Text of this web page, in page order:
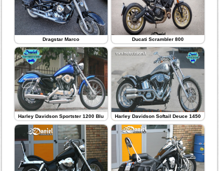
Dragstar Marco Ducati Scrambler 800
Harley Davidson Sportster 1200 Blu Harley Davidson Softail Deuce 1450